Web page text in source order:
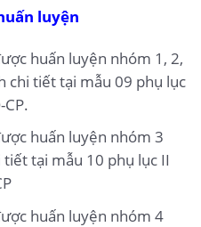
luyện
huấn luyện nhóm 1, 2,
chi tiết tại mẫu 09 phụ lục
huấn luyện nhóm 3
tại mẫu 10 phụ lục II
huấn luyện nhóm 4